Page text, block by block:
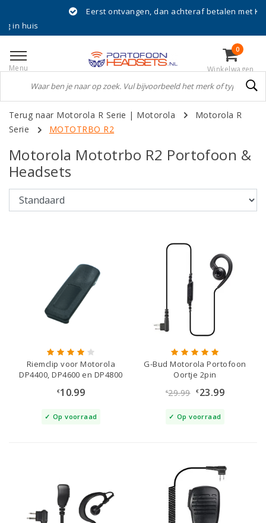
Eerst ontvangen, dan achteraf betalen met Klarna!
Menu
0
Winkelwagen
Terug naar Motorola R Serie | Motorola
Motorola R
Serie
MOTOTRBO R2
Motorola Mototrbo R2 Portofoon &
Headsets
Riemclip voor Motorola
DP4400, DP4600 en DP4800
€10.99
Op voorraad
G-Bud Motorola Portofoon
Oortje 2pin
€29.99 €23.99
Op voorraad